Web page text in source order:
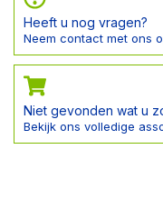
Heeft u nog vragen?
Neem contact met ons
Niet gevonden wat u
Bekijk ons volledige